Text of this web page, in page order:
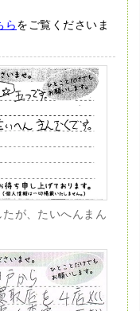
らをご覧くださいま
たが、たいへんまん